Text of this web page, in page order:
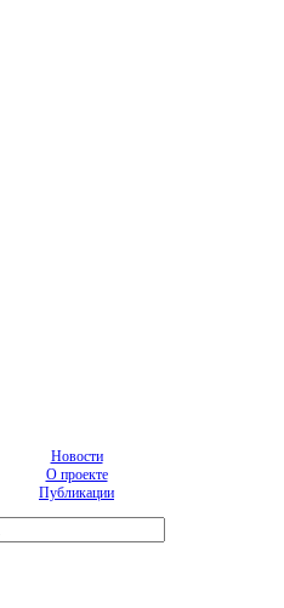
Новости
О проекте
Публикации